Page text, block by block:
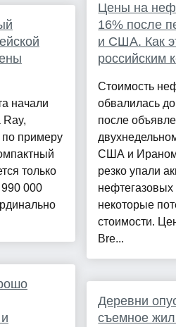
начали
Ray,
примеру
только
990 000
Цены на
16% после
и США. Как
российским
Стоимость
обвалилась
после
США и
резко упали
некоторые
стоимости.
Bre...
Деревни
съемное